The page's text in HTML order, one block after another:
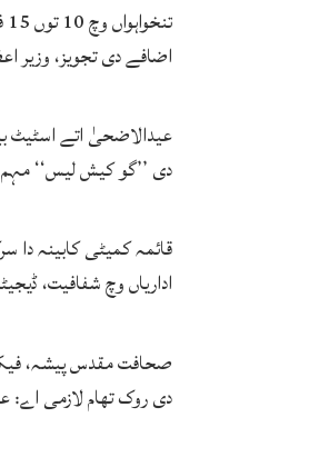
اضافے دی تجویز، وزیر
حتمی فیصلہ کرنگے
عیدالاضحیٰ اتے اسٹیٹ
دی ’’گو کیش لیس‘‘ مہم
اضافہ
قائمہ کمیٹی کابینہ دا
اداریاں وچ شفافیت،
صحافت مقدس پیشہ،
دی روک تھام لازمی